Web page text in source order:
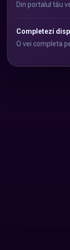
Din portalul tău
Completezi
O vei completa